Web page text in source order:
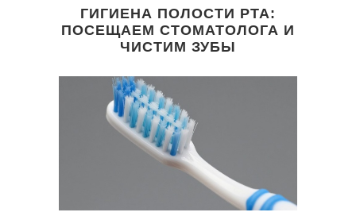
ГИГИЕНА ПОЛОСТИ РТА:
ПОСЕЩАЕМ СТОМАТОЛОГА И
ЧИСТИМ ЗУБЫ